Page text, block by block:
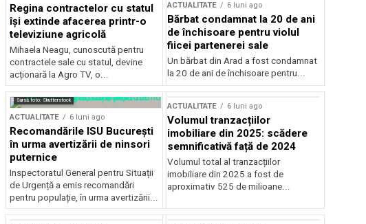
Regina contractelor cu statul
își extinde afacerea printr-o
televiziune agricolă
Mihaela Neagu, cunoscută pentru
contractele sale cu statul, devine
acționară la Agro TV, o...
ACTUALITATE 6 luni ago
Bărbat condamnat la 20 de ani
de închisoare pentru violul
fiicei partenerei sale
Un bărbat din Arad a fost condamnat
la 20 de ani de închisoare pentru...
Sursă foto: Shutterstock
ACTUALITATE 6 luni ago
Recomandările ISU București
în urma avertizării de ninsori
puternice
Inspectoratul General pentru Situații
de Urgență a emis recomandări
pentru populație, în urma avertizării...
ACTUALITATE 6 luni ago
Volumul tranzacțiilor
imobiliare din 2025: scădere
semnificativă față de 2024
Volumul total al tranzacțiilor
imobiliare din 2025 a fost de
aproximativ 525 de milioane...